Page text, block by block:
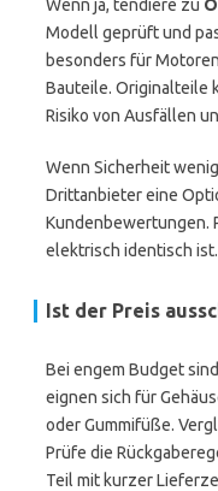
Wenn ja, tendiere zu
Modell geprüft und
besonders für
Bauteile. Originalteile
Risiko von Ausfällen
Wenn Sicherheit
Drittanbieter eine
Kundenbewertungen.
elektrisch identisch ist.
Ist der Preis
Bei engem Budget
eignen sich für
oder Gummifüße.
Prüfe die
Teil mit kurzer